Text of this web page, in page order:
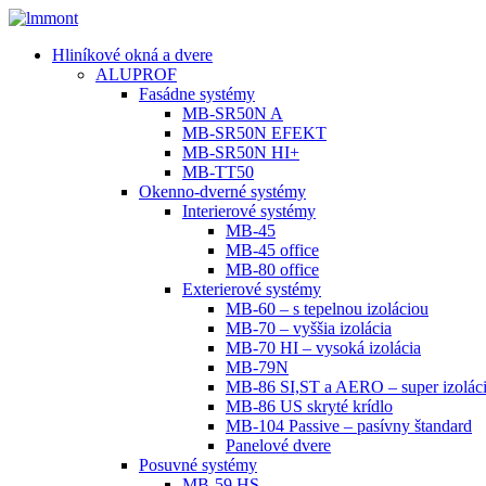
Hliníkové okná a dvere
ALUPROF
Fasádne systémy
MB-SR50N A
MB-SR50N EFEKT
MB-SR50N HI+
MB-TT50
Okenno-dverné systémy
Interierové systémy
MB-45
MB-45 office
MB-80 office
Exterierové systémy
MB-60 – s tepelnou izoláciou
MB-70 – vyššia izolácia
MB-70 HI – vysoká izolácia
MB-79N
MB-86 SI,ST a AERO – super
MB-86 US skryté krídlo
MB-104 Passive – pasívny štandard
Panelové dvere
Posuvné systémy